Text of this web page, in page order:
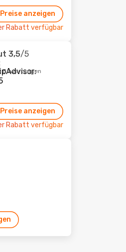
Preise anzeigen
Rabatt verfügbar
3,5/5
Bewertungen
Preise anzeigen
Rabatt verfügbar